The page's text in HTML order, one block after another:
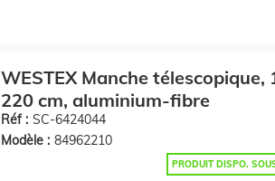
WESTEX Manche télescopique,
220 cm, aluminium-fibre
Réf : SC-6424044
Modèle : 84962210
PRODUIT DISPO.